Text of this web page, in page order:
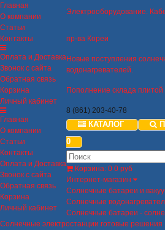
Главная
О компании
Статьи
Контакты
Оплата и Доставка
Звонок с сайта
Обратная связь
Корзина
Личный кабинет
Главная
О компании
Статьи
Контакты
Оплата и Доставка
Звонок с сайта
Обратная связь
Корзина
Личный кабинет
Электрооборудование.
пр-ва Кореи
Новые поступления
водонагревателей.
Пополнение склада
8 (861) 203-40-78
КАТАЛОГ
0
Корзина: 0 0 руб
Интернет-магазин
Солнечные батареи и
Солнечные
Солнечные батареи -
Солнечные электростанции готовые решения